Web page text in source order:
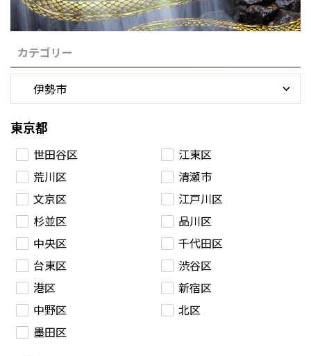
カテゴリー
東京都
世田谷区
江東区
荒川区
清瀬市
文京区
江戸川区
杉並区
品川区
中央区
千代田区
台東区
渋谷区
港区
新宿区
中野区
北区
墨田区